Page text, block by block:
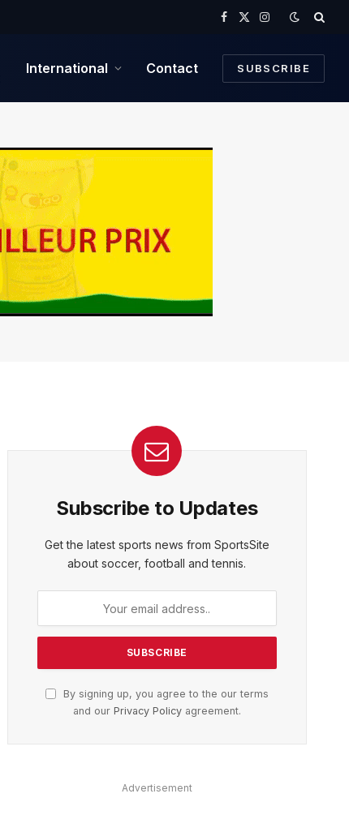
Facebook
X
Instagram
International Contact SUBSCRIBE
Subscribe to Updates
Get the latest sports news from SportsSite
about soccer, football and tennis.
By signing up, you agree to the our terms
and our Privacy Policyagreement.
Advertisement